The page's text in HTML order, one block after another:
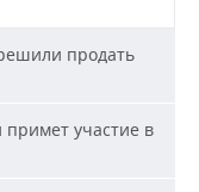
продать
участие в